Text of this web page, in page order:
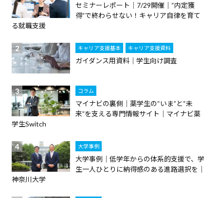
セミナーレポート｜7/29開催｜“内定獲
得”で終わらせない！キャリア自律を育て
る就職支援
キャリア支援基本 キャリア支援資料
ガイダンス用資料｜学生向け調査
コラム
マイナビの裏側｜薬学生の“いま”と“未
来”を支える専門情報サイト｜マイナビ薬
学生Switch
大学事例
大学事例｜低学年からの体系的支援で、学
生一人ひとりに納得感のある進路選択を｜
神奈川大学